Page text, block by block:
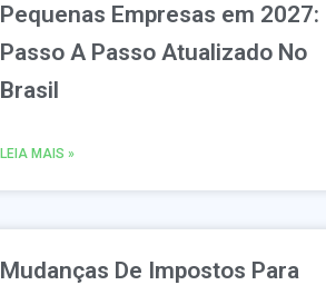
Pequenas Empresas em 2027:
Passo A Passo Atualizado No
Brasil
LEIA MAIS »
Mudanças De Impostos Para